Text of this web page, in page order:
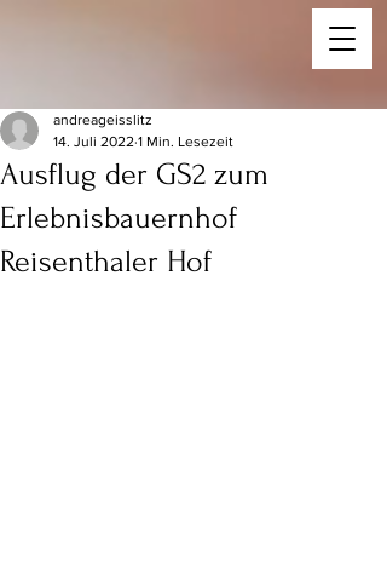
Ausflug der GS2 zum
Erlebnisbauernhof
Reisenthaler Hof
andreageisslitz
14. Juli 2022 1 Min. Lesezeit